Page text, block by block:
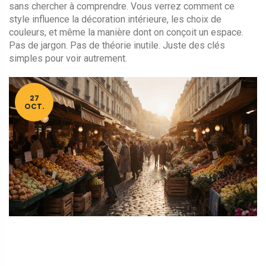
sans chercher à comprendre. Vous verrez comment ce
style influence la décoration intérieure, les choix de
couleurs, et même la manière dont on conçoit un espace.
Pas de jargon. Pas de théorie inutile. Juste des clés
simples pour voir autrement.
27
OCT.